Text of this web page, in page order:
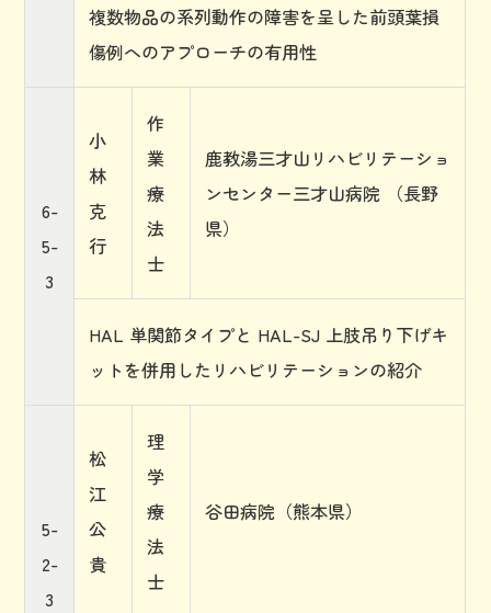
複数物品の系列動作の障害を呈した前頭葉損
傷例へのアプローチの有用性
6-
5-
3
小
林
克
行
作
業
療
法
士
鹿教湯三才山リハビリテーショ
ンセンター三才山病院 （長野
県）
HAL 単関節タイプと HAL-SJ 上肢吊り下げキ
ットを併用したリハビリテーションの紹介
5-
2-
3
松
江
公
貴
理
学
療
法
士
谷田病院（熊本県）